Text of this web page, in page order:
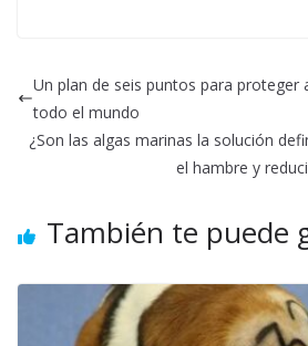
Un plan de seis puntos para proteger
todo el mundo
¿Son las algas marinas la solución
el hambre y
También te puede